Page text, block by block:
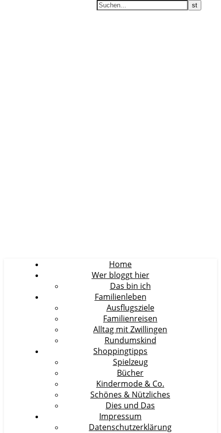
Home
Wer bloggt hier
Das bin ich
Familienleben
Ausflugsziele
Familienreisen
Alltag mit Zwillingen
Rundumskind
Shoppingtipps
Spielzeug
Bücher
Kindermode & Co.
Schönes & Nützliches
Dies und Das
Impressum
Datenschutzerklärung